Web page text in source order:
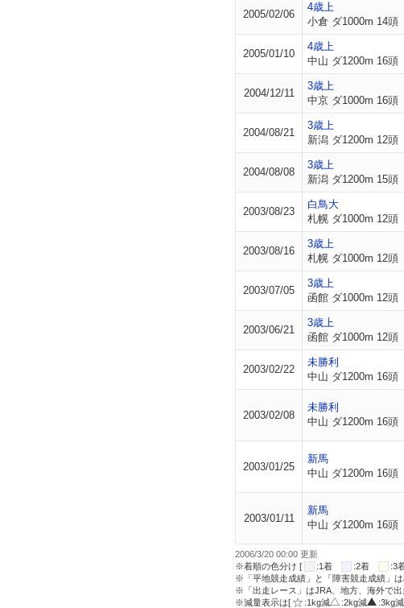
2005/02/06
4歳上
小倉 ダ1000m 14頭
2005/01/10
4歳上
中山 ダ1200m 16頭
2004/12/11
3歳上
中京 ダ1000m 16頭
2004/08/21
3歳上
新潟 ダ1200m 12頭
2004/08/08
3歳上
新潟 ダ1200m 15頭
2003/08/23
白鳥大
札幌 ダ1000m 12頭
2003/08/16
3歳上
札幌 ダ1000m 12頭
2003/07/05
3歳上
函館 ダ1000m 12頭
2003/06/21
3歳上
函館 ダ1000m 12頭
2003/02/22
未勝利
中山 ダ1200m 16頭
2003/02/08
未勝利
中山 ダ1200m 16頭
2003/01/25
新馬
中山 ダ1200m 16頭
2003/01/11
新馬
中山 ダ1200m 16頭
2006/3/20 00:00 更新
※着順の色分け [
:1着 :2着
:3
※「平地競走成績」と「障害競走成績」は
※「出走レース」はJRA、地方、海外で出
※減量表示は[
:1kg減 :2kg減 :3kg減